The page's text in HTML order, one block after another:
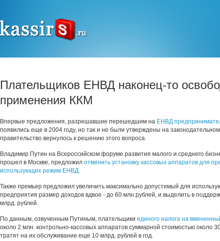
Плательщиков ЕНВД наконец-то
применения ККМ
Впервые предложения, разрешавшие перешедшим на ЕНВД
появились еще в 2004 году, но так и не были утверждены на
правительство вернулось к решению этого вопроса.
Владимир Путин на Всероссийском форуме развития малого и среднего
прошел в Москве, предложил отменить установку кассовых аппаратов для
использующих режим ЕНВД.
Также премьер предложил увеличить максимально допустимый для
предприятия размер доходов вдвое - до 60 млн.рублей, и выделить в
млрд. рублей.
По данным, озвученным Путиным, плательщики единого налога на
около 2 млн. контрольно-кассовых аппаратов суммарной стоимостью около
тратят на их обслуживание еще 10 млрд. рублей в год.